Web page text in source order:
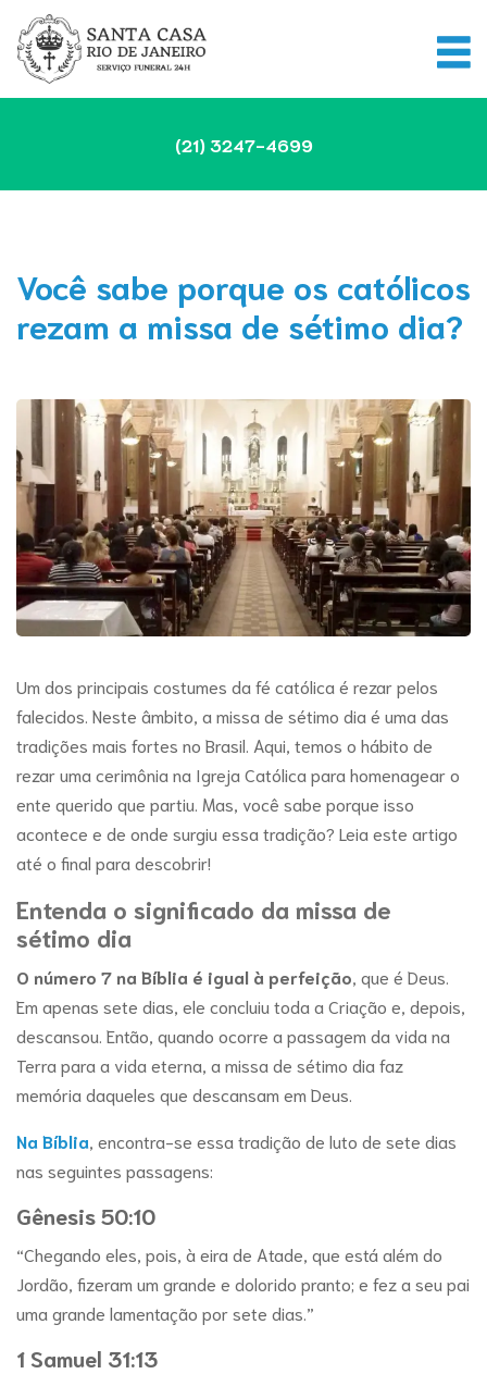
(21)3247-4699
Você sabe porque os católicos
rezam a missa de sétimo dia?
Um dos principais costumes da fé católica é rezar pelos
falecidos. Neste âmbito, a missa de sétimo dia é uma das
tradições mais fortes no Brasil. Aqui, temos o hábito de
rezar uma cerimônia na Igreja Católica para homenagear o
ente querido que partiu. Mas, você sabe porque isso
acontece e de onde surgiu essa tradição? Leia este artigo
até o final para descobrir!
Entenda o significado da missa de
sétimo dia
O número 7 na Bíblia é igual à perfeição, que é Deus.
Em apenas sete dias, ele concluiu toda a Criação e, depois,
descansou. Então, quando ocorre a passagem da vida na
Terra para a vida eterna, a missa de sétimo dia faz
memória daqueles que descansam em Deus.
Na Bíblia, encontra-se essa tradição de luto de sete dias
nas seguintes passagens:
Gênesis 50:10
“Chegando eles, pois, à eira de Atade, que está além do
Jordão, fizeram um grande e dolorido pranto; e fez a seu pai
uma grande lamentação por sete dias.”
1 Samuel 31:13